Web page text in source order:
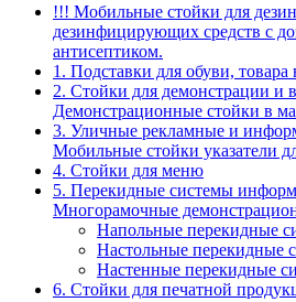
!!! Мобильные стойки для
дезинфицирующих средств с
антисептиком.
1. Подставки для обуви, товара
2. Стойки для демонстрации и
Демонстрационные стойки в
3. Уличные рекламные и
Мобильные стойки указатели
4. Стойки для меню
5. Перекидные системы
Многорамочные
Напольные перекидные
Настольные перекидные
Настенные перекидные
6. Стойки для печатной